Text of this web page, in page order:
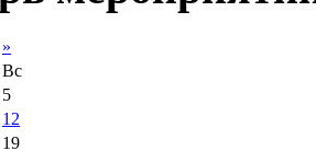
»
Вс
5
12
19